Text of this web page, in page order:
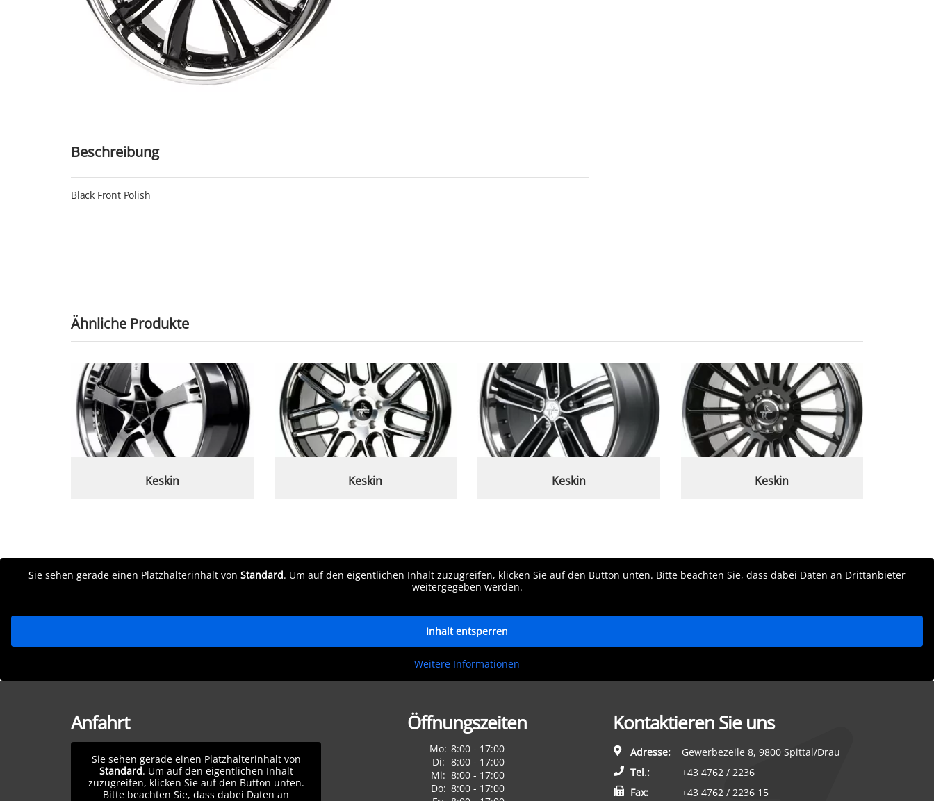
Beschreibung
Black Front Polish
Ähnliche Produkte
Keskin Keskin Keskin Keskin
Sie sehen gerade einen Platzhalterinhalt von Standard. Um auf den eigentlichen Inhalt zuzugreifen, klicken Sie auf den Button unten. Bitte beachten Sie, dass dabei Daten an Drittanbieter
weitergegeben werden.
Inhalt entsperren
Weitere Informationen
Anfahrt
Sie sehen gerade einen Platzhalterinhalt von
Standard. Um auf den eigentlichen Inhalt
zuzugreifen, klicken Sie auf den Button unten.
Bitte beachten Sie, dass dabei Daten an
Öffnungszeiten
Mo: 8:00 - 17:00
Di: 8:00 - 17:00
Mi: 8:00 - 17:00
Do: 8:00 - 17:00
Kontaktieren Sie uns
Adresse:
Gewerbezeile 8, 9800 Spittal/Drau
Tel.:
+43 4762 / 2236
Fax:
+43 4762 / 2236 15